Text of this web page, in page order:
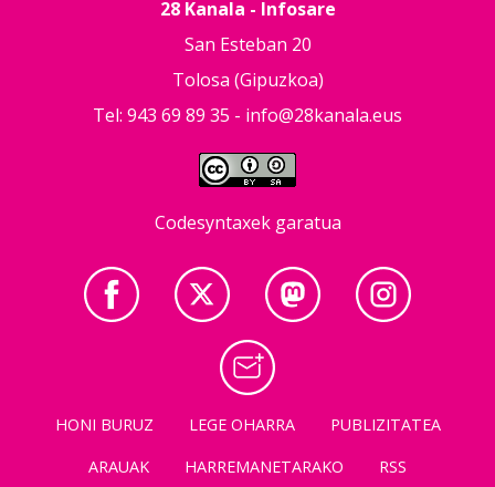
28 Kanala - Infosare
San Esteban 20
Tolosa (Gipuzkoa)
Tel: 943 69 89 35 - info@28kanala.eus
Codesyntaxek garatua
HONI BURUZ LEGE OHARRA
PUBLIZITATEA
ARAUAK
HARREMANETARAKO RSS